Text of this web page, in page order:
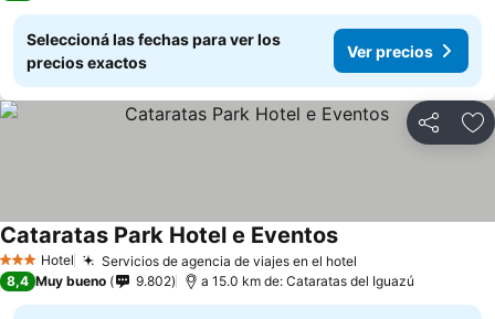
Seleccioná las fechas para ver los
precios exactos
Ver precios
Compartir
3 Estrellas
Hotel Servicios de agencia de viajes en el hotel
Cataratas Park Hotel e Eventos
8,4 Muy bueno 9.802 a 15.0 km de: Cataratas del Iguazú